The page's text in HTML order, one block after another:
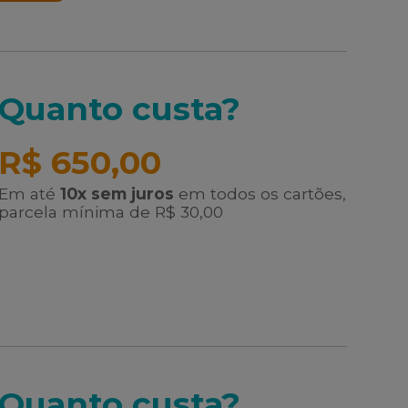
Quanto custa?
R$ 650,00
Em até 10x sem juros em todos os cartões,
parcela mínima de R$ 30,00